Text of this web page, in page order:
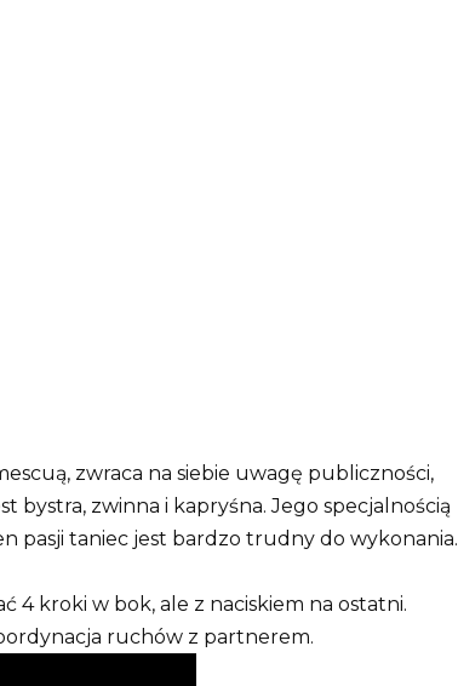
zwraca na siebie uwagę publiczności,
bystra, zwinna i kapryśna. Jego specjalnością
pasji taniec jest bardzo trudny do wykonania.
4 kroki w bok, ale z naciskiem na ostatni.
ruchów z partnerem.